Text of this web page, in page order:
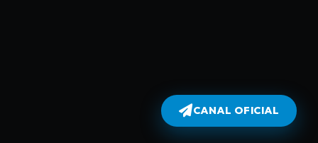
CANAL OFICIAL